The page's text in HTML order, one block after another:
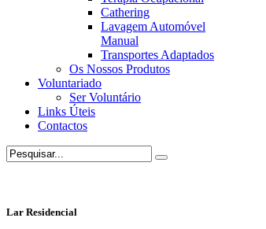
Cathering
Lavagem Automóvel
Manual
Transportes Adaptados
Os Nossos Produtos
Voluntariado
Ser Voluntário
Links Úteis
Contactos
Lar Residencial